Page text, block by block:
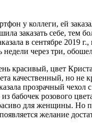
у коллеги, ей
заказать себе, тем
в сентябре 2019
недели через три,
красивый, цвет
качественный, но не
прозрачный чехол
бабочек розового
для женщины. Но
желание